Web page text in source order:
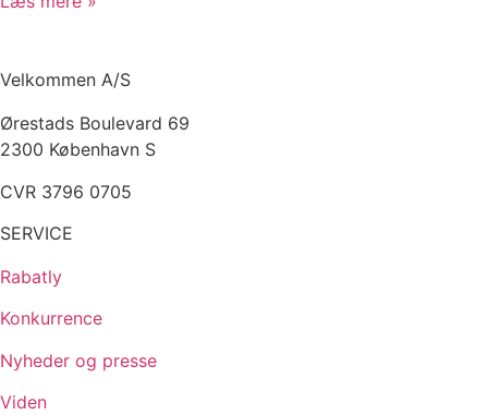
Velkommen A/S
Ørestads Boulevard 69
2300 København S
CVR 3796 0705
SERVICE
Rabatly
Konkurrence
Nyheder og presse
Viden